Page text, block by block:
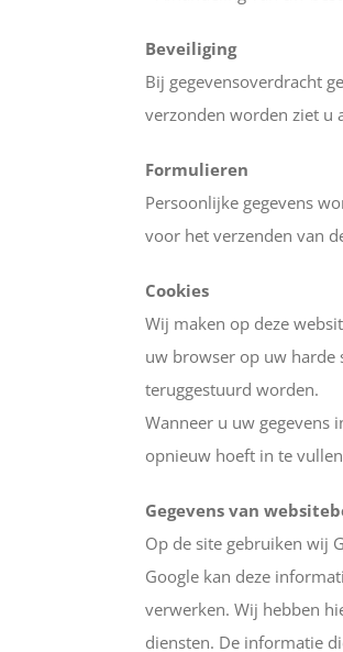
Beveiliging
Bij gegevensoverdracht
verzonden worden ziet u
Formulieren
Persoonlijke gegevens
voor het verzenden van
Cookies
Wij maken op deze
uw browser op uw harde
teruggestuurd worden.
Wanneer u uw gegevens
opnieuw hoeft in te
Gegevens van
Op de site gebruiken wij
Google kan deze
verwerken. Wij hebben
diensten. De informatie